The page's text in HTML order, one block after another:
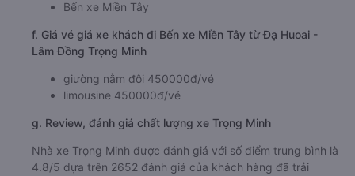
Bến xe Miền Tây
f. Giá vé giá xe khách đi Bến xe Miền Tây từ Đạ Huoai -
Lâm Đồng Trọng Minh
giường nằm đôi 450000đ/vé
limousine 450000đ/vé
g. Review, đánh giá chất lượng xe Trọng Minh
Nhà xe Trọng Minh được đánh giá với số điểm trung bình là
4.8/5 dựa trên 2652 đánh giá của khách hàng đã trải